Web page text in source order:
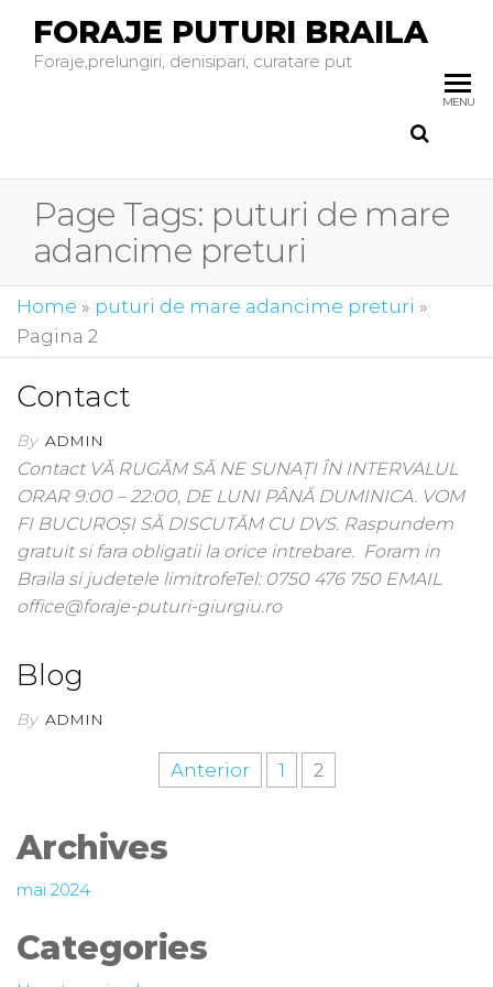
FORAJE PUTURI BRAILA
Foraje,prelungiri, denisipari, curatare put
MENU
Page Tags: puturi de mare
adancime preturi
Home » puturi de mare adancime preturi »
Pagina 2
Contact
By ADMIN
Contact VĂ RUGĂM SĂ NE SUNAȚI ÎN INTERVALUL
ORAR 9:00 – 22:00, DE LUNI PÂNĂ DUMINICA. VOM
FI BUCUROȘI SĂ DISCUTĂM CU DVS.​ Raspundem
gratuit si fara obligatii la orice intrebare. Foram in
Braila si judetele limitrofeTel: 0750 476 750 EMAIL
office@foraje-puturi-giurgiu.ro
Blog
By ADMIN
Anterior 1 2
Archives
mai 2024
Categories